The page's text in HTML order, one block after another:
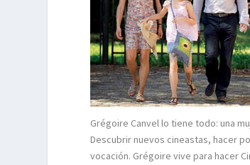
Grégoire Canvel lo tiene todo: una
Descubrir nuevos cineastas, hacer
vocación. Grégoire vive para hacer